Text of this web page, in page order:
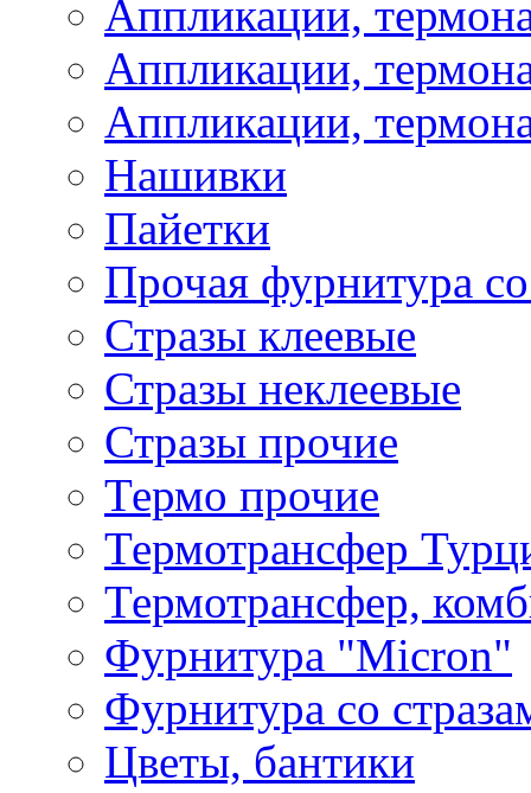
Аппликации,
Аппликации,
Аппликации,
Нашивки
Пайетки
Прочая фурнитура
Стразы клеевые
Стразы неклеевые
Стразы прочие
Термо прочие
Термотрансфер
Термотрансфер,
Фурнитура "Micron"
Фурнитура со
Цветы, бантики